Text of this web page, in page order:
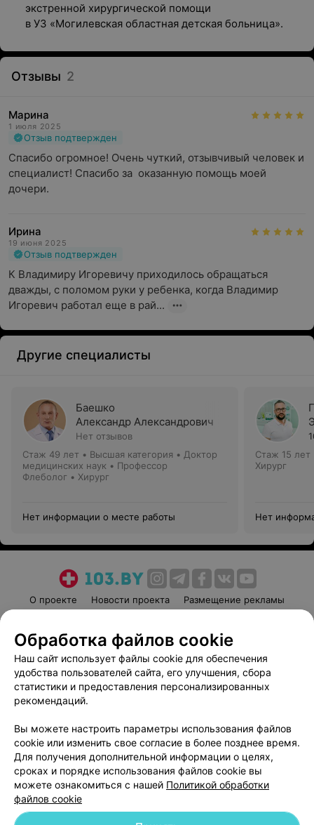
экстренной хирургической помощи
в УЗ «Могилевская областная детская больница».
Отзывы 2
Марина
1 июля 2025
Отзыв подтвержден
Спасибо огромное! Очень чуткий, отзывчивый человек и
специалист! Спасибо за  оказанную помощь моей
дочери.
Ирина
19 июня 2025
Отзыв подтвержден
К Владимиру Игоревичу приходилось обращаться
дважды, с поломом руки у ребенка, когда Владимир
Игоревич работал еще в рай...
Другие специалисты
Баешко
Александр Александрович
Нет отзывов
Стаж 49 лет • Высшая категория • Доктор
медицинских наук • Профессор
Флеболог • Хирург
Нет информации о месте работы
Стаж 15 лет
Хирург
Нет
О проекте Новости проекта
Размещение рекламы
Пользовательское соглашение
Способы оплаты
Вакансии
Партнеры
Написать руководителю 103.by
Обработка персональных данных
Обработка файлов cookie
Наш сайт использует файлы cookie для обеспечения
удобства пользователей сайта, его улучшения, сбора
статистики и предоставления персонализированных
рекомендаций.
Вы можете настроить параметры использования файлов
cookie или изменить свое согласие в более позднее время.
Для получения дополнительной информации о целях,
сроках и порядке использования файлов cookie вы
можете ознакомиться с нашей Политикой обработки
файлов cookie